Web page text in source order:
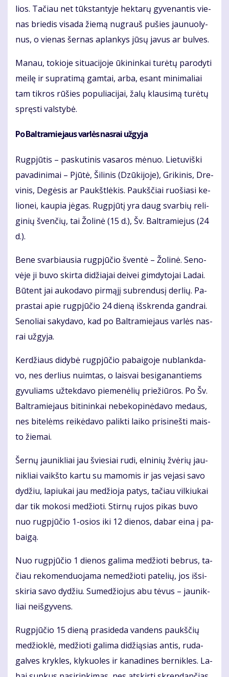
lios. Ta­čiau net tūks­tan­ty­je hek­ta­rų gy­ve­nan­tis vie­
nas brie­dis vi­sa­da žie­mą nu­grauš pu­šies jau­nuo­ly­
nus, o vie­nas šer­nas ap­lan­kys jū­sų ja­vus ar bul­ves.
Ma­nau, to­kio­je si­tu­a­ci­jo­je ūki­nin­kai tu­rė­tų pa­ro­dy­ti
mei­lę ir su­pra­ti­mą gam­tai, ar­ba, esant mi­ni­ma­liai
tam tik­ros rū­šies po­pu­lia­ci­jai, ža­lų klau­si­mą tu­rė­tų
spręs­ti vals­ty­bė.
Po Bal­tra­mie­jaus var­lės nas­rai už­gy­ja
Rug­pjū­tis – pas­ku­ti­nis va­sa­ros mė­nuo. Lie­tu­viš­ki
pa­va­di­ni­mai – Pjū­tė, Ši­li­nis (Dzū­ki­jo­je), Gri­ki­nis, Dre­
vi­nis, De­gė­sis ar Paukšt­lė­kis. Paukš­čiai ruo­šia­si ke­
lio­nei, kau­pia jė­gas. Rug­pjū­tį yra daug svar­bių re­li­
gi­nių šven­čių, tai Žo­li­nė (15 d.), Šv. Bal­tra­mie­jus (24
d.).
Be­ne svar­biau­sia rug­pjū­čio šven­tė – Žo­li­nė. Se­no­
vė­je ji bu­vo skir­ta di­džia­jai dei­vei gim­dy­to­jai La­dai.
Bū­tent jai au­ko­da­vo pir­mą­jį su­bren­du­sį der­lių. Pa­
pras­tai apie rug­pjū­čio 24 die­ną iš­skren­da gan­drai.
Se­no­liai sa­ky­da­vo, kad po Bal­tra­mie­jaus var­lės nas­
rai už­gy­ja.
Ker­džiaus di­dy­bė rug­pjū­čio pa­bai­go­je nu­blank­da­
vo, nes der­lius nuim­tas, o lais­vai be­si­ga­nan­tiems
gy­vu­liams už­tek­da­vo pie­me­nė­lių prie­žiū­ros. Po Šv.
Bal­tra­mie­jaus bi­ti­nin­kai ne­be­ko­pi­nė­da­vo me­daus,
nes bi­te­lėms rei­kė­da­vo pa­lik­ti lai­ko pri­si­neš­ti mais­
to žie­mai.
Šer­nų jau­nik­liai jau švie­siai ru­di, el­ni­nių žvė­rių jau­
nik­liai vaikš­to kar­tu su ma­mo­mis ir jas ve­ja­si sa­vo
dy­džiu, la­piu­kai jau me­džio­ja pa­tys, ta­čiau vil­kiu­kai
dar tik mo­ko­si me­džio­ti. Stir­nų ru­jos pi­kas bu­vo
nuo rug­pjū­čio 1-osios iki 12 die­nos, da­bar ei­na į pa­
bai­gą.
Nuo rug­pjū­čio 1 die­nos ga­li­ma me­džio­ti beb­rus, ta­
čiau re­ko­men­duo­ja­ma ne­me­džio­ti pa­te­lių, jos iš­si­
ski­ria sa­vo dy­džiu. Su­me­džio­jus abu tė­vus – jau­nik­
liai ne­iš­gy­vens.
Rug­pjū­čio 15 die­ną pra­si­de­da van­dens paukš­čių
me­džiok­lė, me­džio­ti ga­li­ma di­dži­ą­sias an­tis, ru­da­
gal­ves kryk­les, kly­kuo­les ir ka­na­di­nes ber­nik­les. La­